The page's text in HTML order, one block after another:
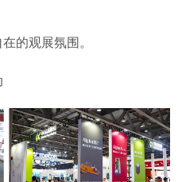
的观展氛围。